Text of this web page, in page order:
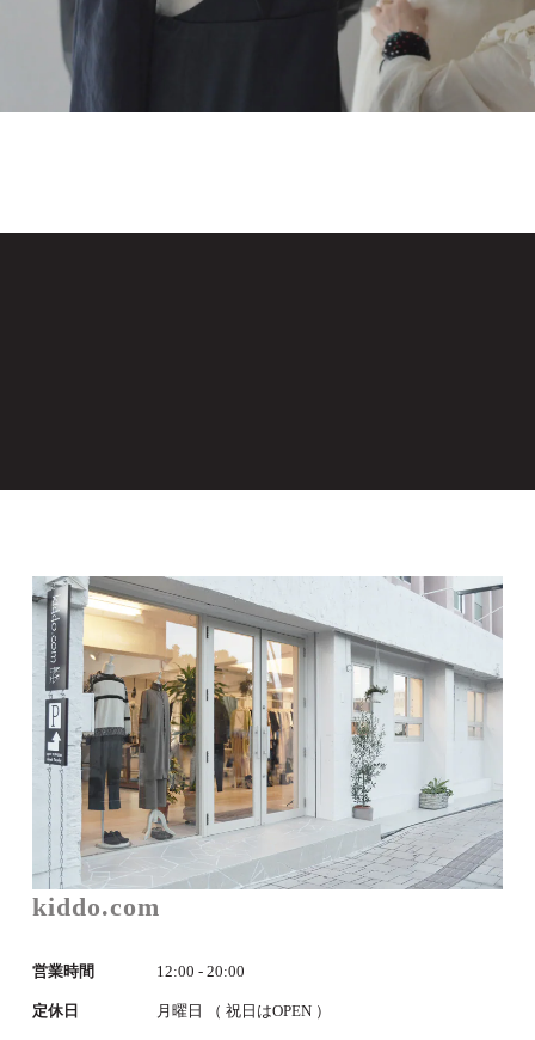
kiddo.com
営業時間 12:00 - 20:00
定休日 月曜日 （ 祝日はOPEN ）